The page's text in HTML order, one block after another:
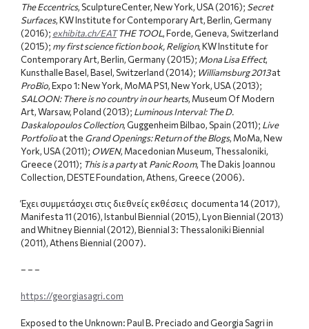
The Eccentrics, SculptureCenter, New York, USA (2016); Secret
Surfaces, KW Institute for Contemporary Art, Berlin, Germany
(2016); exhibita.ch/EATTHE TOOL, Forde, Geneva, Switzerland
(2015); my first science fiction book, Religion, KW Institute for
Contemporary Art, Berlin, Germany (2015); Mona Lisa Effect,
Kunsthalle Basel, Basel, Switzerland (2014); Williamsburg 2013at
ProBio, Expo 1: New York, MoMA PS1, New York, USA (2013);
SALOON: There is no country in our hearts, Museum Of Modern
Art, Warsaw, Poland (2013); Luminous Interval: The D.
Daskalopoulos Collection, Guggenheim Bilbao, Spain (2011); Live
Portfolioat the Grand Openings: Return of the Blogs, MoMa, New
York, USA (2011); OWEN, Macedonian Museum, Thessaloniki,
Greece (2011); This is a partyatPanic Room, The Dakis Joannou
Collection, DESTE Foundation, Athens, Greece (2006).
Έχει συμμετάσχει στις διεθνείς εκθέσεις documenta 14 (2017),
Manifesta 11 (2016), Istanbul Biennial (2015), Lyon Biennial (2013)
and Whitney Biennial (2012), Biennial 3: Thessaloniki Biennial
(2011), Athens Biennial (2007).
– – –
https://georgiasagri.com
Exposed to the Unknown: Paul B. Preciado and Georgia Sagri in